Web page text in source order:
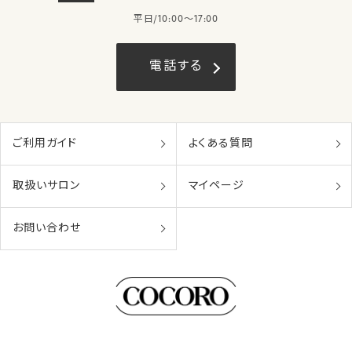
平日/10:00〜17:00
電話する
ご利用ガイド よくある質問
取扱いサロン マイページ
お問い合わせ